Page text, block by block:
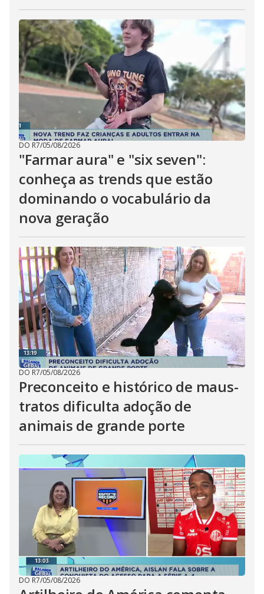
DO R7/05/08/2026
"Farmar aura" e "six seven":
conheça as trends que estão
dominando o vocabulário da
nova geração
DO R7/05/08/2026
Preconceito e histórico de maus-
tratos dificulta adoção de
animais de grande porte
DO R7/05/08/2026